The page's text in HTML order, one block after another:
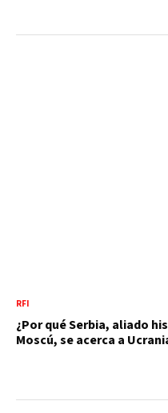
RFI
¿Por qué Serbia, aliado
Moscú, se acerca a